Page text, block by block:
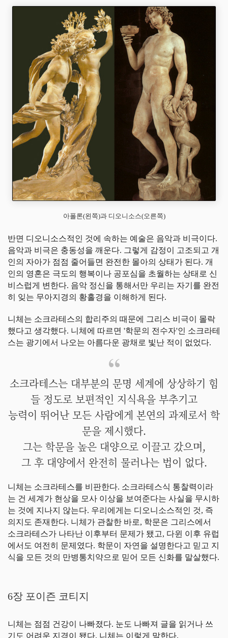
아폴론(왼쪽)과 디오니소스(오른쪽)
반면 디오니소스적인 것에 속하는 예술은 음악과 비극이다.
음악과 비극은 충동성을 깨운다. 그렇게 감정이 고조되고 개
인의 자아가 점점 줄어들면 완전한 몰아의 상태가 된다. 개
인의 영혼은 극도의 행복이나 공포심을 초월하는 상태로 신
비스럽게 변한다. 음악 정신을 통해서만 우리는 자기를 완전
히 잊는 무아지경의 황홀경을 이해하게 된다.
니체는 소크라테스의 합리주의 때문에 그리스 비극이 몰락
했다고 생각했다. 니체에 따르면 '학문의 전수자'인 소크라테
스는 광기에서 나오는 아름다운 광채로 빛난 적이 없었다.
소크라테스는 대부분의 문명 세계에 상상하기 힘
들 정도로 보편적인 지식욕을 부추기고
능력이 뛰어난 모든 사람에게 본연의 과제로서 학
문을 제시했다.
그는 학문을 높은 대양으로 이끌고 갔으며,
그 후 대양에서 완전히 물러나는 법이 없다.
니체는 소크라테스를 비판한다. 소크라테스식 통찰력이라
는 건 세계가 현상을 모사 이상을 보여준다는 사실을 무시하
는 것에 지나지 않는다. 우리에게는 디오니소스적인 것, 즉
의지도 존재한다. 니체가 관찰한 바로, 학문은 그리스에서
소크라테스가 나타난 이후부터 문제가 됐고, 다윈 이후 유럽
에서도 여전히 문제였다. 학문이 자연을 설명한다고 믿고 지
식을 모든 것의 만병통치약으로 믿어 모든 신화를 말살했다.
6장 포이즌 코티지
니체는 점점 건강이 나빠졌다. 눈도 나빠져 글을 읽거나 쓰
기도 어려운 지경이 됐다. 니체는 이렇게 말한다.